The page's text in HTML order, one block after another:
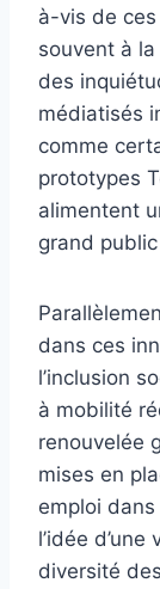
à-vis de
souvent à
des
médiatisés
comme
prototypes
alimentent
grand
dans ces
l’inclusion
à mobilité
renouvelée
mises en
emploi
l’idée
diversité